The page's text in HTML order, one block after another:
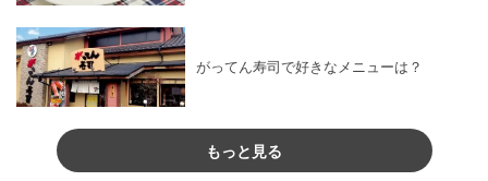
がってん寿司で好きなメニューは？
もっと見る